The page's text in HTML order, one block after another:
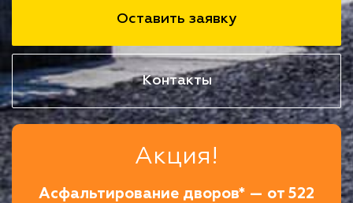
Оставить заявку
Контакты
Акция!
Асфальтирование дворов* — от 522